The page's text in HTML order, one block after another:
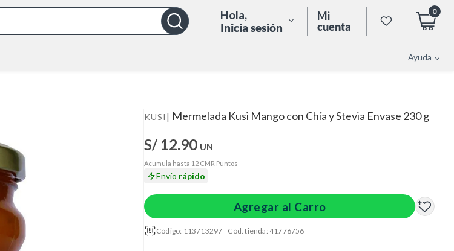
Hola,
Inicia sesión
Mi
cuenta
0
Ayuda
KUSI | Mermelada Kusi Mango con Chía y Stevia Envase 230 g
S/ 12.90 UN
Acumula hasta 12 CMR Puntos
Envío rápido
Agregar al Carro
Código: 113713297 Cód. tienda: 41776756